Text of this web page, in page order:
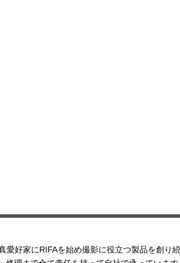
好家にRIFAを始め撮影に役立つ製品を創り続